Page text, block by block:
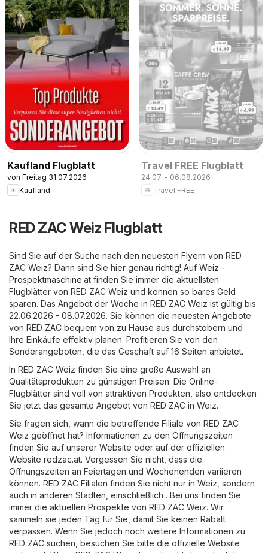
Kaufland Flugblatt
von Freitag 31.07.2026
Kaufland
Travel FREE Flugblatt
24.07. - 06.08.2026
Travel FREE
RED ZAC Weiz Flugblatt
Sind Sie auf der Suche nach den neuesten Flyern von RED
ZAC Weiz? Dann sind Sie hier genau richtig! Auf Weiz -
Prospektmaschine.at finden Sie immer die aktuellsten
Flugblätter von RED ZAC Weiz und können so bares Geld
sparen. Das Angebot der Woche in RED ZAC Weiz ist gültig bis
22.06.2026 - 08.07.2026. Sie können die neuesten Angebote
von RED ZAC bequem von zu Hause aus durchstöbern und
Ihre Einkäufe effektiv planen. Profitieren Sie von den
Sonderangeboten, die das Geschäft auf 16 Seiten anbietet.
In RED ZAC Weiz finden Sie eine große Auswahl an
Qualitätsprodukten zu günstigen Preisen. Die Online-
Flugblätter sind voll von attraktiven Produkten, also entdecken
Sie jetzt das gesamte Angebot von RED ZAC in Weiz.
Sie fragen sich, wann die betreffende Filiale von RED ZAC
Weiz geöffnet hat? Informationen zu den Öffnungszeiten
finden Sie auf unserer Website oder auf der offiziellen
Website redzac.at. Vergessen Sie nicht, dass die
Öffnungszeiten an Feiertagen und Wochenenden variieren
können. RED ZAC Filialen finden Sie nicht nur in Weiz, sondern
auch in anderen Städten, einschließlich . Bei uns finden Sie
immer die aktuellen Prospekte von RED ZAC Weiz. Wir
sammeln sie jeden Tag für Sie, damit Sie keinen Rabatt
verpassen. Wenn Sie jedoch noch weitere Informationen zu
RED ZAC suchen, besuchen Sie bitte die offizielle Website